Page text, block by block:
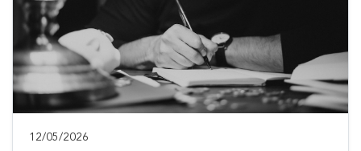
12/05/2026